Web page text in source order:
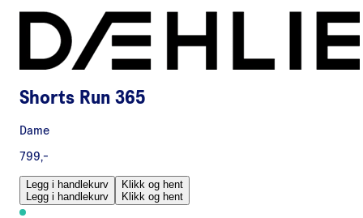
Shorts Run 365
Dame
799,-
Legg i handlekurv
Legg i handlekurv
Klikk og hent
Klikk og hent